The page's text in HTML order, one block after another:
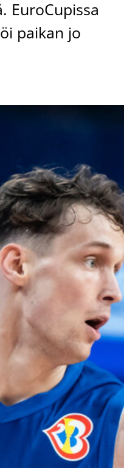
EuroCupissa
paikan jo